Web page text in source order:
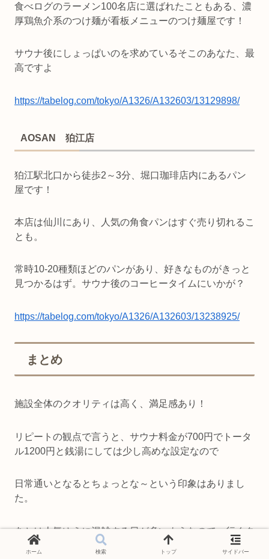
食べログのラーメン100名店に選ばれたこともある、濃
厚鶏魚介系のつけ麺が看板メニューのつけ麺屋です！
サウナ後にしょっぱいのを求めているそこのあなた、最
高ですよ
https://tabelog.com/tokyo/A1326/A132603/13129898/
AOSAN 狛江店
狛江駅北口から徒歩2～3分、堀口珈琲店内にあるパン
屋です！
本店は仙川にあり、人気の角食パンはすぐ売り切れるこ
とも。
常時10-20種類ほどのパンがあり、好きなものがきっと
見つかるはず。サウナ後のコーヒータイムにいかが？
https://tabelog.com/tokyo/A1326/A132603/13238925/
まとめ
施設全体のクオリティは高く、満足感あり！
リピートの観点で言うと、サウナ料金が700円でトータ
ル1200円と銭湯にしては少し高めな設定なので
日常通いとなるとちょっとな～という印象はありまし
た。
あとは人気ゆえに混雑する日が多いようなので、行くタ
イミングは考えた方が良さそうです！
ホーム 検索 トップ サイドバー